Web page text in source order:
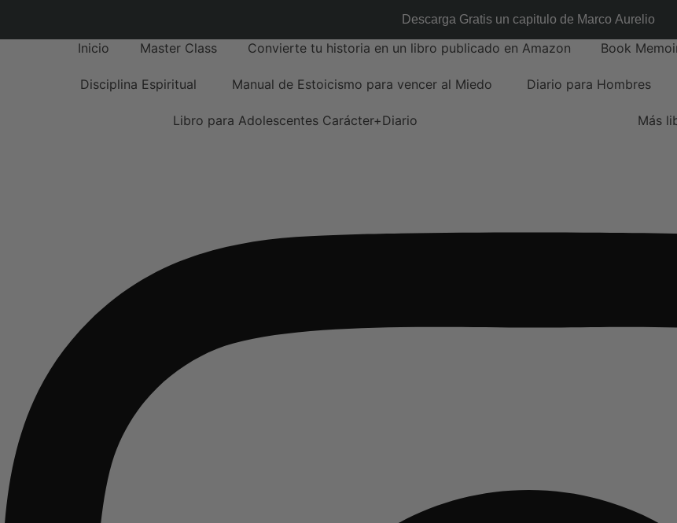
Inicio Master Class Convierte tu historia en un libro publicado en Amazon Book
Disciplina Espiritual Manual de Estoicismo para vencer al Miedo Diario para Hombres
Libro para Adolescentes Carácter+Diario Más
Descarga Gratis un capitulo de Marco Aurelio